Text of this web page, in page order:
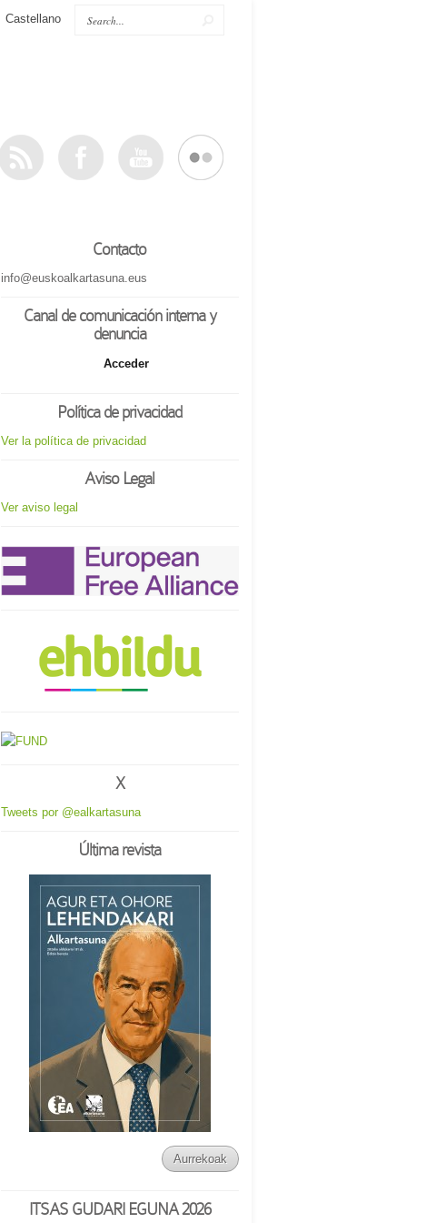
Castellano
Contacto
info@euskoalkartasuna.eus
Canal de comunicación interna y
denuncia
Acceder
Política de privacidad
Ver la política de privacidad
Aviso Legal
Ver aviso legal
X
Tweets por @ealkartasuna
Última revista
Aurrekoak
ITSAS GUDARI EGUNA 2026